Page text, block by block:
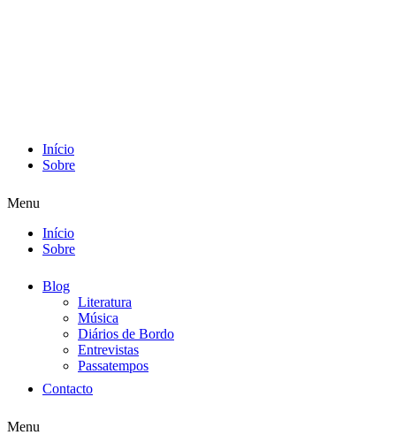
Início
Sobre
Menu
Início
Sobre
Blog
Literatura
Música
Diários de Bordo
Entrevistas
Passatempos
Contacto
Menu